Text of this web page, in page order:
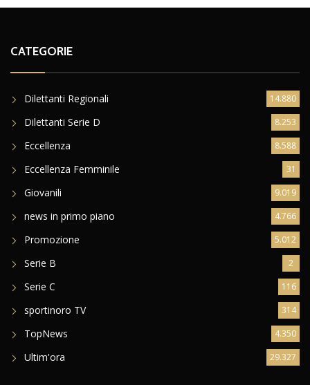
CATEGORIE
Dilettanti Regionali 14.880
Dilettanti Serie D 8.253
Eccellenza 8.588
Eccellenza Femminile 31
Giovanili 9.019
news in primo piano 4.766
Promozione 5.012
Serie B 2
Serie C 116
sportinoro TV 314
TopNews 4.350
Ultim'ora 29.327